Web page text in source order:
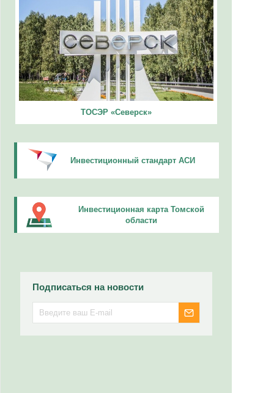
ТОСЭР «Северск»
Инвестиционный стандарт АСИ
Инвестиционная карта Томской
области
Подписаться на новости